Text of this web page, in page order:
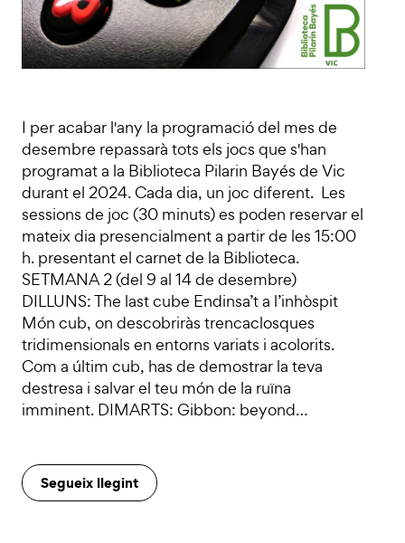
I per acabar l'any la programació del mes de
desembre repassarà tots els jocs que s'han
programat a la Biblioteca Pilarin Bayés de Vic
durant el 2024. Cada dia, un joc diferent. Les
sessions de joc (30 minuts) es poden reservar el
mateix dia presencialment a partir de les 15:00
h. presentant el carnet de la Biblioteca.
SETMANA 2 (del 9 al 14 de desembre)
DILLUNS: The last cube Endinsa’t a l’inhòspit
Món cub, on descobriràs trencaclosques
tridimensionals en entorns variats i acolorits.
Com a últim cub, has de demostrar la teva
destresa i salvar el teu món de la ruïna
imminent. DIMARTS: Gibbon: beyond…
Segueix llegint